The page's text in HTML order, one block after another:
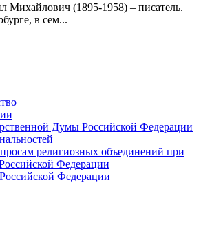
Михайлович (1895-1958) – писатель.
в сем...
Думы Российской Федерации
религиозных объединений при
Федерации
Федерации